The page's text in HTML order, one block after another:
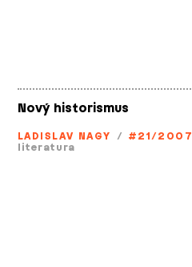
Nový historismus
LADISLAV NAGY / #21/2007
literatura